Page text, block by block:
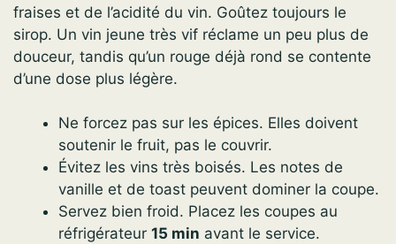
fraises et de l’acidité du vin. Goûtez toujours le
sirop. Un vin jeune très vif réclame un peu plus de
douceur, tandis qu’un rouge déjà rond se contente
d’une dose plus légère.
Ne forcez pas sur les épices. Elles doivent
soutenir le fruit, pas le couvrir.
Évitez les vins très boisés. Les notes de
vanille et de toast peuvent dominer la coupe.
Servez bien froid. Placez les coupes au
réfrigérateur 15 min avant le service.